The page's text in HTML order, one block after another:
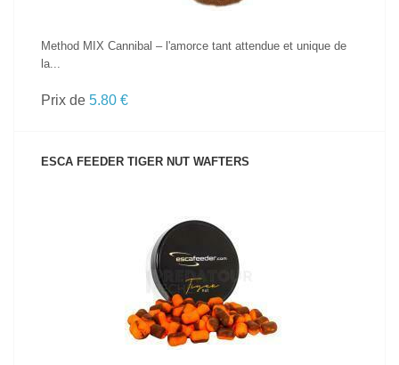
Method MIX Cannibal – l'amorce tant attendue et unique de
la...
Prix de 5.80 €
ESCA FEEDER TIGER NUT WAFTERS
VOIR LE PRODUIT